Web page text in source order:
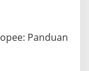
Panduan